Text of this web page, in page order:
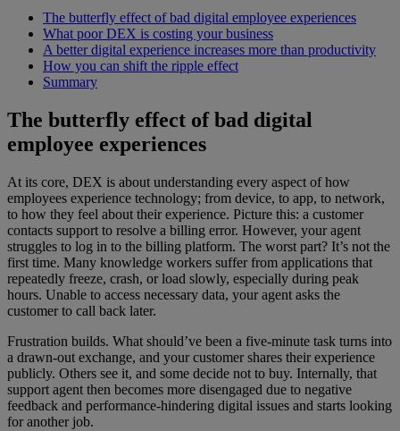
The butterfly effect of bad digital employee experiences
What poor DEX is costing your business
A better digital experience increases more than productivity
How you can shift the ripple effect
Summary
The butterfly effect of bad digital
employee experiences
At its core, DEX is about understanding every aspect of how
employees experience technology; from device, to app, to network,
to how they feel about their experience. Picture this: a customer
contacts support to resolve a billing error. However, your agent
struggles to log in to the billing platform. The worst part? It’s not the
first time. Many knowledge workers suffer from applications that
repeatedly freeze, crash, or load slowly, especially during peak
hours. Unable to access necessary data, your agent asks the
customer to call back later.
Frustration builds. What should’ve been a five-minute task turns into
a drawn-out exchange, and your customer shares their experience
publicly. Others see it, and some decide not to buy. Internally, that
support agent then becomes more disengaged due to negative
feedback and performance-hindering digital issues and starts looking
for another job.